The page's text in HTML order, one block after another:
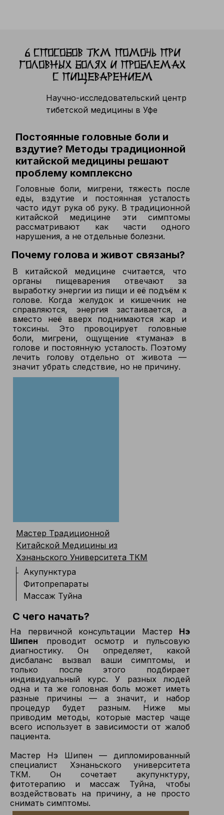
Акупунктура
Фитопрепараты
Массаж Туйна
Почему голова и живот связаны?
Постоянные головные боли и
вздутие? Методы традиционной
китайской медицины решают
проблему комплексно
Мастер Традиционной
Китайской Медицины из
Хэнаньского Университета ТКМ
На первичной консультации Мастер Нэ
Шипен проводит осмотр и пульсовую
диагностику. Он определяет, какой
дисбаланс вызвал ваши симптомы, и
только после этого подбирает
индивидуальный курс. У разных людей
одна и та же головная боль может иметь
разные причины — а значит, и набор
процедур будет разным. Ниже мы
приводим методы, которые мастер чаще
всего использует в зависимости от жалоб
пациента.
Мастер Нэ Шипен — дипломированный
специалист Хэнаньского университета
ТКМ. Он сочетает акупунктуру,
фитотерапию и массаж Туйна, чтобы
воздействовать на причину, а не просто
снимать симптомы.
С чего начать?
Научно-исследовательский центр
тибетской медицины в Уфе
В китайской медицине считается, что
органы пищеварения отвечают за
выработку энергии из пищи и её подъём к
голове. Когда желудок и кишечник не
справляются, энергия застаивается, а
вместо неё вверх поднимаются жар и
токсины. Это провоцирует головные
боли, мигрени, ощущение «тумана» в
голове и постоянную усталость. Поэтому
лечить голову отдельно от живота —
значит убрать следствие, но не причину.
Головные боли, мигрени, тяжесть после
еды, вздутие и постоянная усталость
часто идут рука об руку. В традиционной
китайской медицине эти симптомы
рассматривают как части одного
нарушения, а не отдельные болезни.
6 способов ТКМ помочь при
головных болях и проблемах
с пищеварением